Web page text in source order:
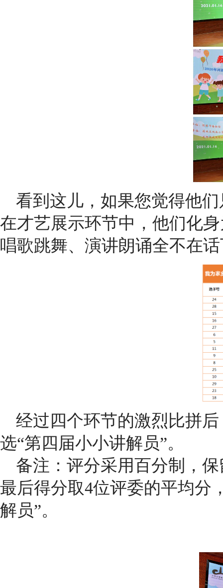
看到这儿，如果您觉得他
在才艺展示环节中，他们化
唱歌跳舞、演讲朗诵全不在
经过四个环节的激烈比拼
选“第四届小小讲解员”。
备注：评分采用百分制，
最后得分取4位评委的平均分
解员”。